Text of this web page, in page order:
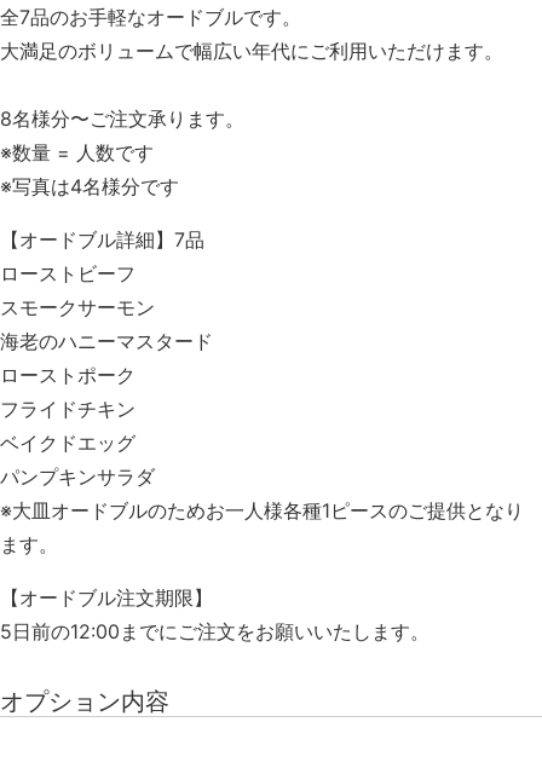
全7品のお手軽なオードブルです。
大満足のボリュームで幅広い年代にご利用いただけます。
8名様分〜ご注文承ります。
※数量 = 人数です
※写真は4名様分です
【オードブル詳細】7品
ローストビーフ
スモークサーモン
海老のハニーマスタード
ローストポーク
フライドチキン
ベイクドエッグ
パンプキンサラダ
※大皿オードブルのためお一人様各種1ピースのご提供となり
ます。
【オードブル注文期限】
5日前の12:00までにご注文をお願いいたします。
オプション内容